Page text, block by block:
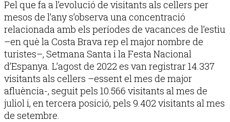
Pel que fa a l’evolució de visitants als cellers per
mesos de l’any s’observa una concentració
relacionada amb els períodes de vacances de l’estiu
–en què la Costa Brava rep el major nombre de
turistes–, Setmana Santa i la Festa Nacional
d’Espanya. L’agost de 2022 es van registrar 14.337
visitants als cellers –essent el mes de major
afluència-, seguit pels 10.566 visitants al mes de
juliol i, en tercera posició, pels 9.402 visitants al mes
de setembre.